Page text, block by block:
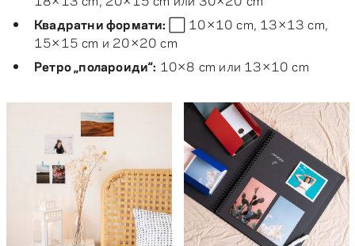
Квадратни формати: ⬜ 10×10 cm, 13×13 cm,
15×15 cm и 20×20 cm
Ретро „полароиди“: 10×8 cm или 13×10 cm